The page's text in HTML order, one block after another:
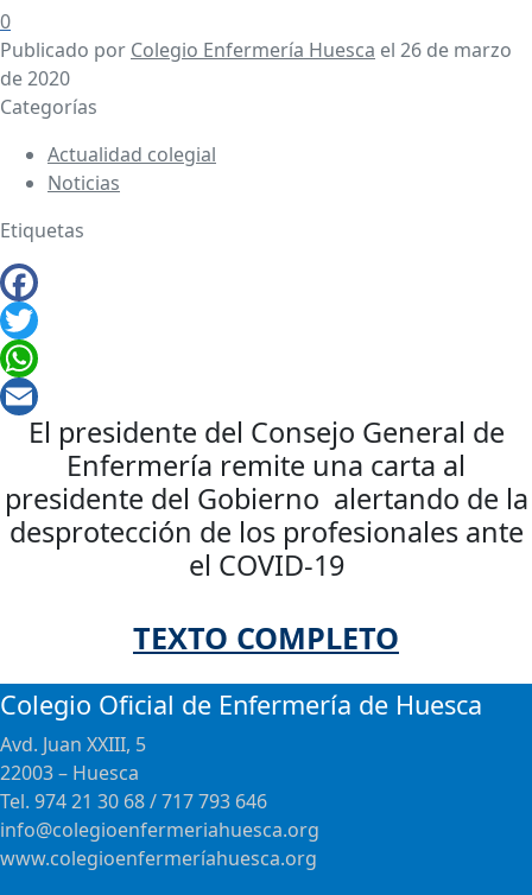
0
Publicado por Colegio Enfermería Huesca el 26 de marzo
de 2020
Categorías
Actualidad colegial
Noticias
Etiquetas
Email
El presidente del Consejo General de
Enfermería remite una carta al
presidente del Gobierno alertando de la
desprotección de los profesionales ante
el COVID-19
TEXTO COMPLETO
Colegio Oficial de Enfermería de Huesca
Avd. Juan XXIII, 5
22003 – Huesca
Tel. 974 21 30 68 / 717 793 646
info@colegioenfermeriahuesca.org
www.colegioenfermeríahuesca.org